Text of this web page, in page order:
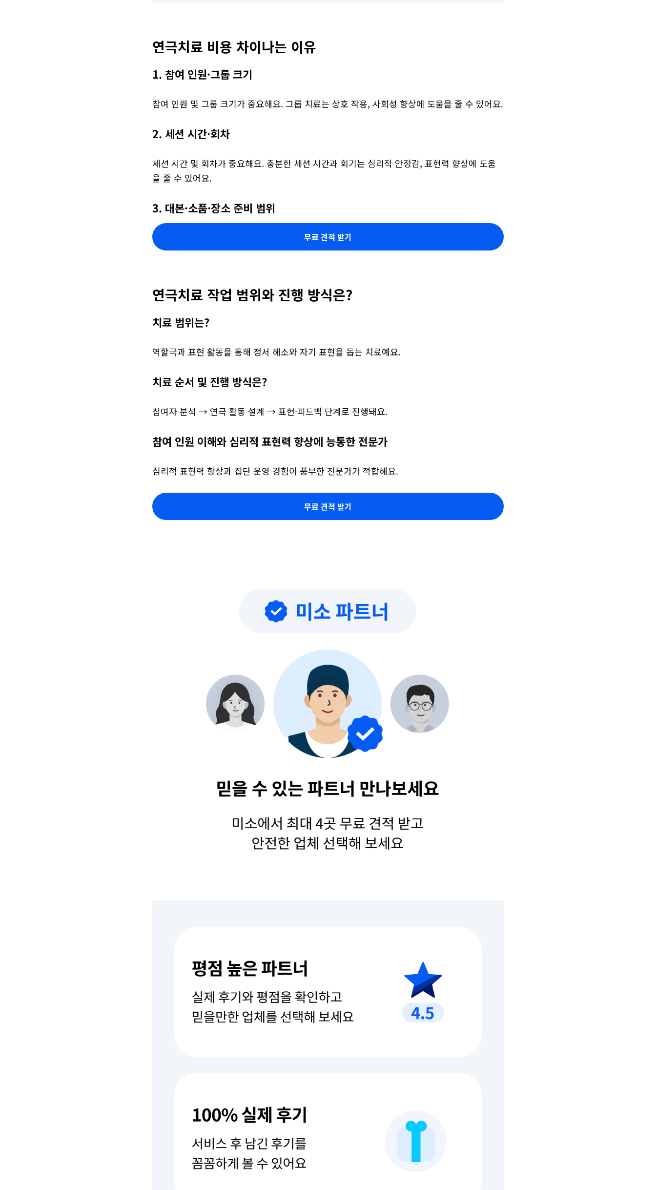
연극치료 비용 차이나는 이유
1. 참여 인원·그룹 크기
참여 인원 및 그룹 크기가 중요해요. 그룹 치료는 상호 작용, 사회성 향상에 도움을 줄 수 있어요.
2. 세션 시간·회차
세션 시간 및 회차가 중요해요. 충분한 세션 시간과 회기는 심리적 안정감, 표현력 향상에 도움
을 줄 수 있어요.
3. 대본·소품·장소 준비 범위
무료 견적 받기
연극치료 작업 범위와 진행 방식은?
치료 범위는?
역할극과 표현 활동을 통해 정서 해소와 자기 표현을 돕는 치료예요.
치료 순서 및 진행 방식은?
참여자 분석 → 연극 활동 설계 → 표현·피드백 단계로 진행돼요.
참여 인원 이해와 심리적 표현력 향상에 능통한 전문가
심리적 표현력 향상과 집단 운영 경험이 풍부한 전문가가 적합해요.
무료 견적 받기